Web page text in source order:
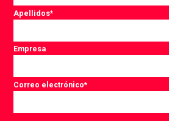
Apellidos*
Empresa
Correo electrónico*